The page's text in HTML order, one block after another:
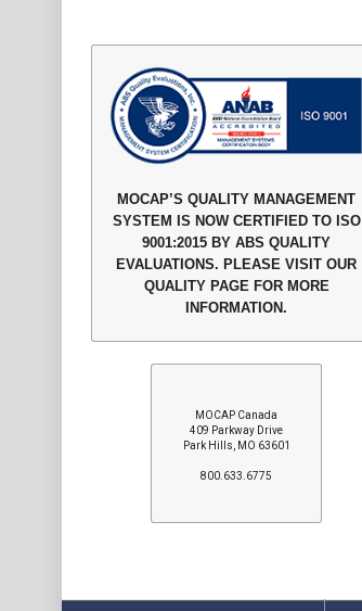
MOCAP’S QUALITY MANAGEMENT
SYSTEM IS NOW CERTIFIED TO ISO
9001:2015 BY ABS QUALITY
EVALUATIONS. PLEASE VISIT OUR
QUALITY PAGE FOR MORE
INFORMATION.
MOCAP Canada
409 Parkway Drive
Park Hills, MO 63601
800.633.6775